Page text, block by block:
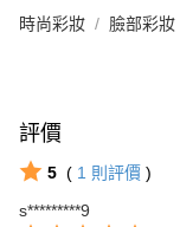
時尚彩妝 臉部彩妝
評價
5 ( 1 則評價 )
s*********9